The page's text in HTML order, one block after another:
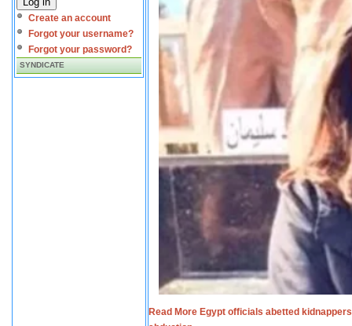
Create an account
Forgot your username?
Forgot your password?
SYNDICATE
Read More Egypt officials abetted